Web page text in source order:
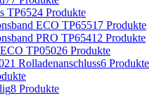
TP6524 Produkte
ECO TP65517 Produkte
PRO TP65412 Produkte
TP05026 Produkte
Rolladenanschluss6 Produkte
8 Produkte